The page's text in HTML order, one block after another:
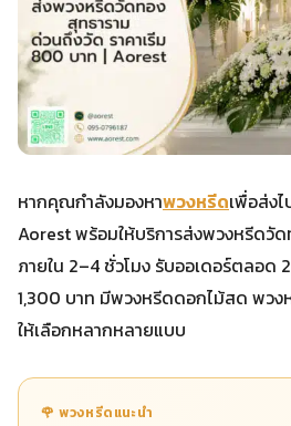
หากคุณกำลังมองหาพวงหรีดเพื่อส่ง
Aorest พร้อมให้บริการส่งพวงหรีดวั
ภายใน 2–4 ชั่วโมง รับออเดอร์ตลอด
1,300 บาท มีพวงหรีดดอกไม้สด พวง
ให้เลือกหลากหลายแบบ
🌹 พวงหรีดแนะนำ